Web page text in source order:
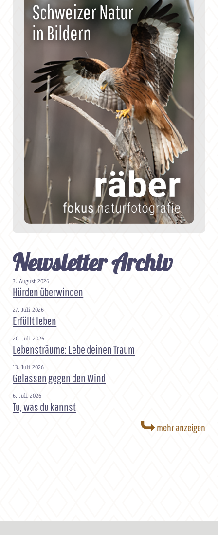
Schweizer Natur
in Bildern
Newsletter Archiv
3. August 2026
Hürden überwinden
27. Juli 2026
Erfüllt leben
20. Juli 2026
Lebensträume: Lebe deinen Traum
13. Juli 2026
Gelassen gegen den Wind
6. Juli 2026
Tu, was du kannst
mehr anzeigen